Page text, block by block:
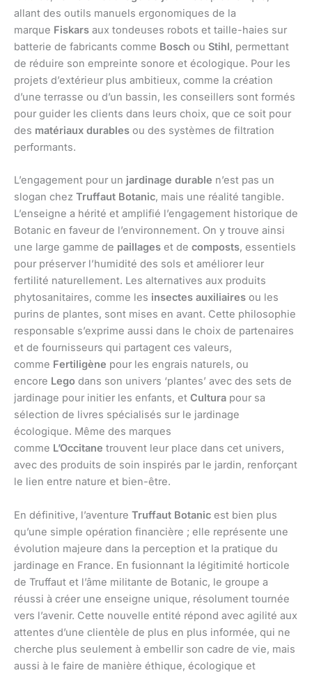
allant des outils manuels ergonomiques de la
marque Fiskars aux tondeuses robots et taille-haies sur
batterie de fabricants comme Bosch ou Stihl, permettant
de réduire son empreinte sonore et écologique. Pour les
projets d’extérieur plus ambitieux, comme la création
d’une terrasse ou d’un bassin, les conseillers sont formés
pour guider les clients dans leurs choix, que ce soit pour
des matériaux durables ou des systèmes de filtration
performants.
L’engagement pour un jardinage durable n’est pas un
slogan chez Truffaut Botanic, mais une réalité tangible.
L’enseigne a hérité et amplifié l’engagement historique de
Botanic en faveur de l’environnement. On y trouve ainsi
une large gamme de paillages et de composts, essentiels
pour préserver l’humidité des sols et améliorer leur
fertilité naturellement. Les alternatives aux produits
phytosanitaires, comme les insectes auxiliaires ou les
purins de plantes, sont mises en avant. Cette philosophie
responsable s’exprime aussi dans le choix de partenaires
et de fournisseurs qui partagent ces valeurs,
comme Fertiligène pour les engrais naturels, ou
encore Lego dans son univers ‘plantes’ avec des sets de
jardinage pour initier les enfants, et Cultura pour sa
sélection de livres spécialisés sur le jardinage
écologique. Même des marques
comme L’Occitane trouvent leur place dans cet univers,
avec des produits de soin inspirés par le jardin, renforçant
le lien entre nature et bien-être.
En définitive, l’aventure Truffaut Botanic est bien plus
qu’une simple opération financière ; elle représente une
évolution majeure dans la perception et la pratique du
jardinage en France. En fusionnant la légitimité horticole
de Truffaut et l’âme militante de Botanic, le groupe a
réussi à créer une enseigne unique, résolument tournée
vers l’avenir. Cette nouvelle entité répond avec agilité aux
attentes d’une clientèle de plus en plus informée, qui ne
cherche plus seulement à embellir son cadre de vie, mais
aussi à le faire de manière éthique, écologique et